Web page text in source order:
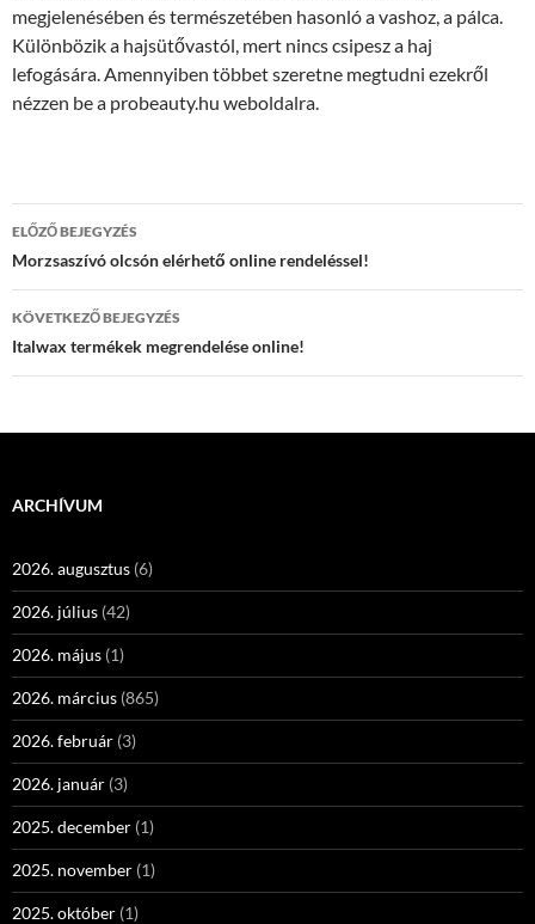
megjelenésében és természetében hasonló a vashoz, a pálca.
Különbözik a hajsütővastól, mert nincs csipesz a haj
lefogására. Amennyiben többet szeretne megtudni ezekről
nézzen be a probeauty.hu weboldalra.
Bejegyzés
navigáció
ELŐZŐ BEJEGYZÉS
Morzsaszívó olcsón elérhető online rendeléssel!
KÖVETKEZŐ BEJEGYZÉS
Italwax termékek megrendelése online!
ARCHÍVUM
2026. augusztus (6)
2026. július (42)
2026. május (1)
2026. március (865)
2026. február (3)
2026. január (3)
2025. december (1)
2025. november (1)
2025. október (1)